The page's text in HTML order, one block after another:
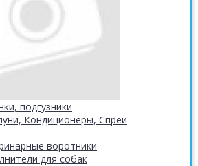
подгузники
Кондиционеры, Спреи
воротники
для собак